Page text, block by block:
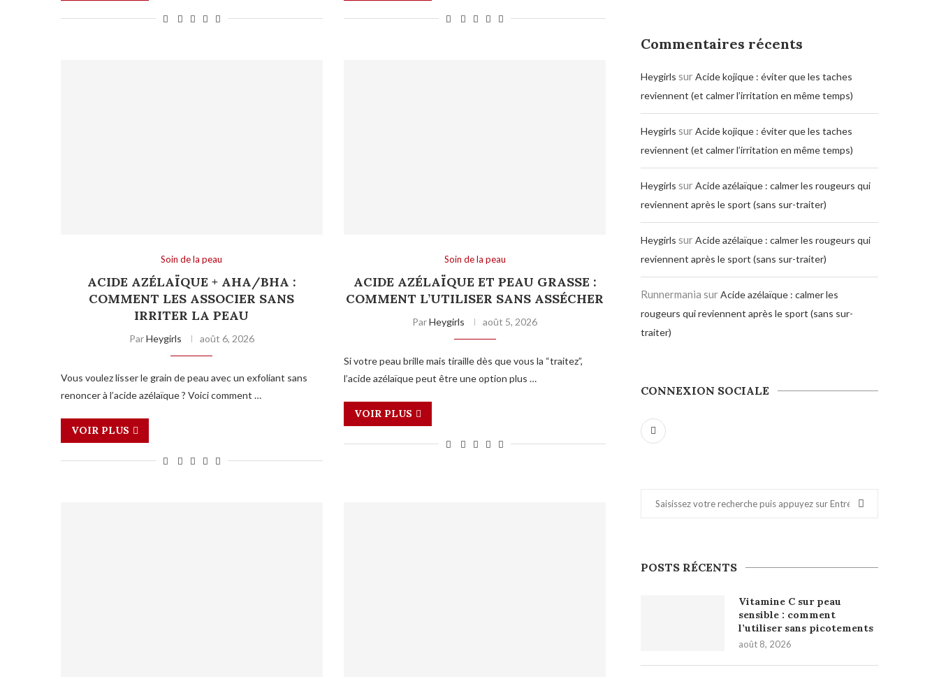
Soin de la peau
ACIDE AZÉLAÏQUE + AHA/BHA :
COMMENT LES ASSOCIER SANS
IRRITER LA PEAU
ParHeygirls août 6, 2026
Vous voulez lisser le grain de peau avec un exfoliant sans
renoncer à l’acide azélaïque ? Voici comment …
VOIR PLUS
Soin de la peau
ACIDE AZÉLAÏQUE ET PEAU GRASSE :
COMMENT L’UTILISER SANS ASSÉCHER
ParHeygirls août 5, 2026
Si votre peau brille mais tiraille dès que vous la “traitez”,
l’acide azélaïque peut être une option plus …
VOIR PLUS
Commentaires récents
Heygirls surAcide kojique : éviter que les taches
reviennent (et calmer l’irritation en même temps)
Heygirls surAcide kojique : éviter que les taches
reviennent (et calmer l’irritation en même temps)
Heygirls surAcide azélaïque : calmer les rougeurs qui
reviennent après le sport (sans sur-traiter)
Heygirls surAcide azélaïque : calmer les rougeurs qui
reviennent après le sport (sans sur-traiter)
Runnermania surAcide azélaïque : calmer les
rougeurs qui reviennent après le sport (sans sur-
traiter)
CONNEXION SOCIALE
POSTS RÉCENTS
Vitamine C sur peau
sensible : comment
l’utiliser sans picotements
août 8, 2026